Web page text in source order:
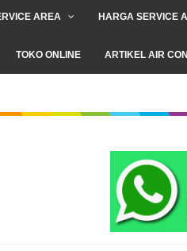
AREA HARGA SERVICE
TOKO ONLINE ARTIKEL AIR